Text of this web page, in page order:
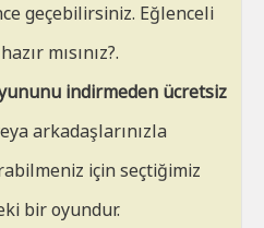
geçebilirsiniz. Eğlenceli
mısınız?.
indirmeden ücretsiz
arkadaşlarınızla
için seçtiğimiz
bir oyundur.